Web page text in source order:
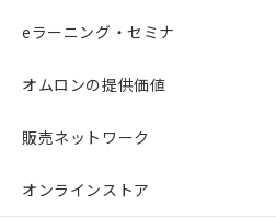
eラーニング・セミナ
オムロンの提供価値
販売ネットワーク
オンラインストア